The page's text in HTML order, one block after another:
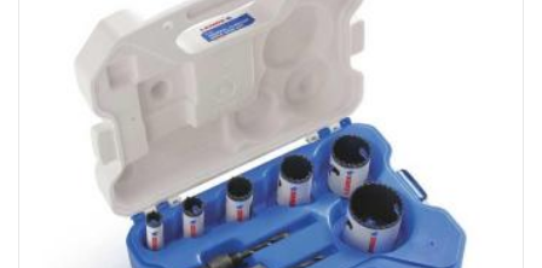
• Zawartość:
- Otwornice: 16, 20, 25, 32, 38, 51 mm
- Trzpienie 1L, 2L
• Dostarczany w kasecie